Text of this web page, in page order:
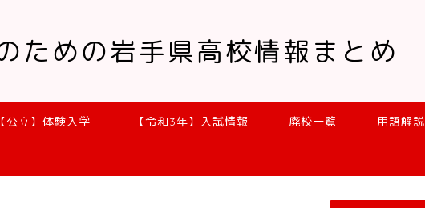
ための岩手県高校情報まとめ
【公立】体験入学 【令和3年】入試情報 廃校一覧 用語解説